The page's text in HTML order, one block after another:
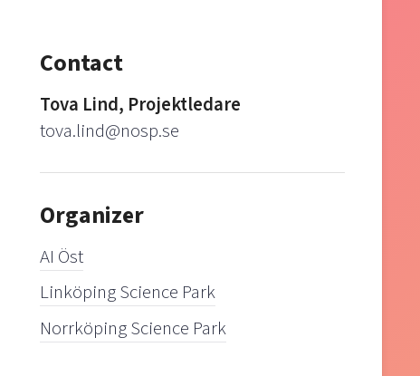
Contact
Tova Lind, Projektledare
tova.lind@nosp.se
Organizer
AI Öst
Linköping Science Park
Norrköping Science Park